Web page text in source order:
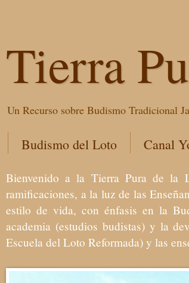
Tierra
Un Recurso sobre Budismo Tradicional
Budismo del Loto Canal
Bienvenido a la Tierra Pura de la
ramificaciones, a la luz de las
estilo de vida, con énfasis en la
academia (estudios budistas) y la
Escuela del Loto Reformada) y las